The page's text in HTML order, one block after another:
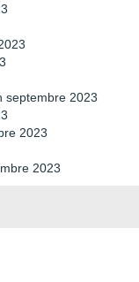
septembre 2023
2023
2023